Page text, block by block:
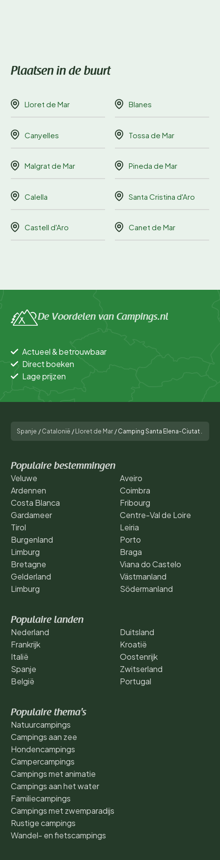
Plaatsen in de buurt
Lloret de Mar Blanes
Canyelles Tossa de Mar
Malgrat de Mar Pineda de Mar
Calella Santa Cristina d'Aro
Castell d'Aro Canet de Mar
De Voordelen van Campings.nl
Actueel & betrouwbaar
Direct boeken
Lage prijzen
Spanje / Catalonië / Lloret de Mar / Camping Santa Elena-Ciutat .
Populaire bestemmingen
Veluwe
Ardennen
Costa Blanca
Gardameer
Tirol
Burgenland
Limburg
Bretagne
Gelderland
Limburg
Aveiro
Coimbra
Fribourg
Centre-Val de Loire
Leiria
Porto
Braga
Viana do Castelo
Västmanland
Södermanland
Populaire landen
Nederland
Frankrijk
Italië
Spanje
België
Duitsland
Kroatië
Oostenrijk
Zwitserland
Portugal
Populaire thema's
Natuurcampings
Campings aan zee
Hondencampings
Campercampings
Campings met animatie
Campings aan het water
Familiecampings
Campings met zwemparadijs
Rustige campings
Wandel- en fietscampings